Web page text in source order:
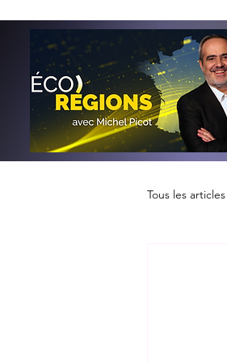
Tous les articles